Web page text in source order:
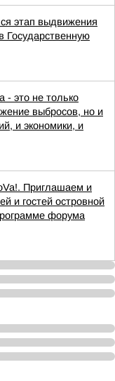
этап выдвижения
Государственную
- это не только
выбросов, но и
и экономики, и
Приглашаем и
и гостей островной
форума